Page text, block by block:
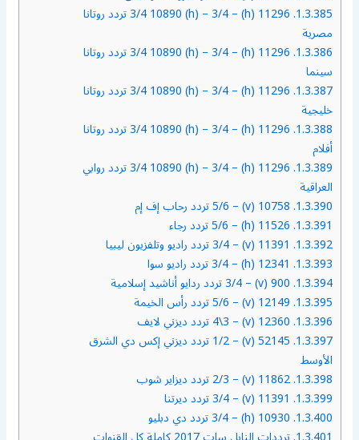
1.3.385.
11296 (h) – 3/4 10890 (h) – 3/4 تردد روتانا
مصرية
1.3.386.
11296 (h) – 3/4 10890 (h) – 3/4 تردد روتانا
سينما
1.3.387.
11296 (h) – 3/4 10890 (h) – 3/4 تردد روتانا
خليجية
1.3.388.
11296 (h) – 3/4 10890 (h) – 3/4 تردد روتانا
أفلام
1.3.389.
11296 (h) – 3/4 10890 (h) – 3/4 تردد روابي
العراقية
1.3.390.
1.3.391.
1.3.392.
1.3.393.
1.3.394.
1.3.395.
1.3.396.
1.3.397.
52145 (v) – 1/2 تردد ديزني إكس دي الشرق
الأوسط
1.3.398. 11862 (v) – 2/3 تردد ديزاير شوب
1.3.399.
1.3.400.